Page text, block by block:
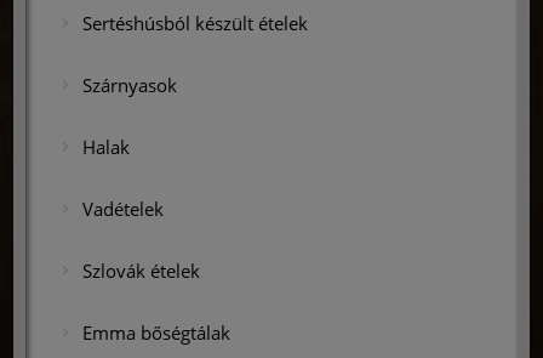
Sertéshúsból készült ételek
Szárnyasok
Halak
Vadételek
Szlovák ételek
Emma bőségtálak